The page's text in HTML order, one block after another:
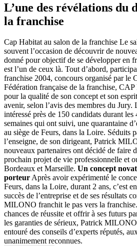
L’une des révélations du
la franchise
Cap Habitat au salon de la franchise Le
souvent l’occasion de découvrir de
donné pour objectif de se développer en
est l’un de ceux là. Tout d’abord,
franchise 2004, concours organisé par le
Fédération française de la franchise,
pour la qualité de son concept et son
avenir, selon l’avis des membres du Jury.
intéressé près de 150 candidats durant
semaines qui ont suivi, une quarantaine
au siège de Feurs, dans la Loire. Séduits
l’enseigne, de son dirigeant, Patrick
nouveaux partenaires ont décidé de
prochain projet de vie professionnelle et
Bordeaux et Marseille. Un concept
porteurAprès avoir expérimenté le
Feurs, dans la Loire, durant 2 ans, c’est
succès de l’entreprise et de ses résultats
MILONO franchit le pas vers la
chances de réussite et offrir à ses futurs
les garanties de sérieux, Patrick MILONO
entouré des conseils d’experts réputés,
unanimement reconnues.